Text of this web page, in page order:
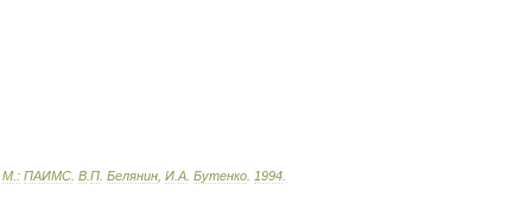
М : ПАИМС В П Белянин И А Бутенко 1994